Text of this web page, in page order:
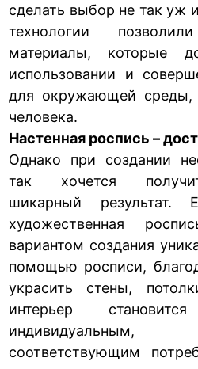
сделать выбор не так уж
технологии
материалы, которые
использовании и
для окружающей среды,
человека.
Настенная роспись –
Однако при создании
так хочется
шикарный
художественная
вариантом создания
помощью росписи,
украсить стены,
интерьер
соответствующим